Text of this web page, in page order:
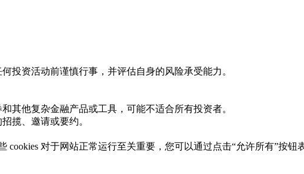
投资活动前谨慎行事，并评估自身的风险承受能力。
其他复杂金融产品或工具，可能不适合所有投资者。
揽、邀请或要约。
cookies 对于网站正常运行至关重要，您可以通过点击“允许所有”按